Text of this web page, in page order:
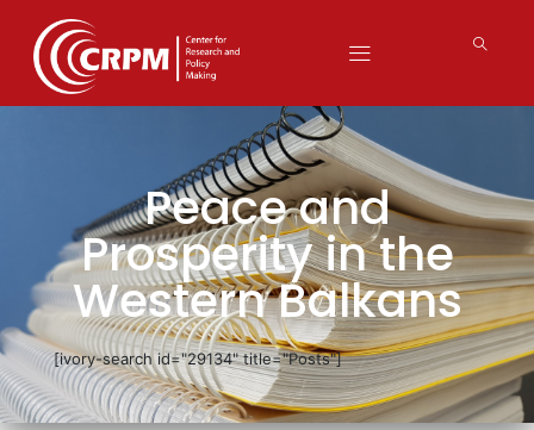
Peace and
Prosperity in the
Western Balkans
[ivory-search id="29134" title="Posts"]